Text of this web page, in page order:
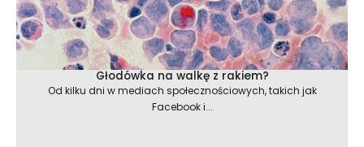
Głodówka na walkę z rakiem?
Od kilku dni w mediach społecznościowych, takich jak
Facebook i...